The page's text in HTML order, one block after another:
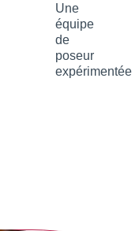
Une
équipe
de
poseur
expérimentée